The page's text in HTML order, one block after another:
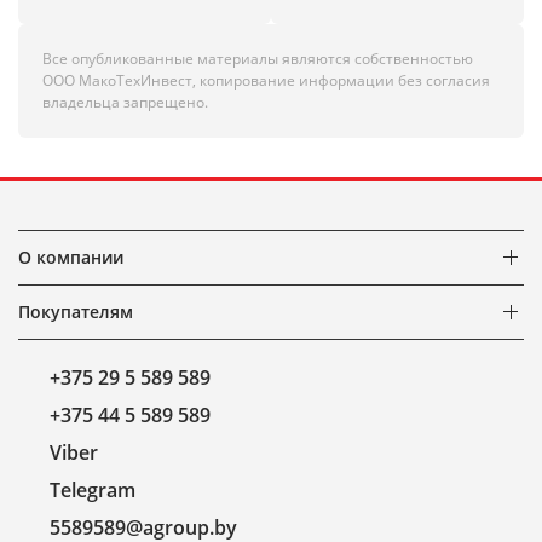
Все опубликованные материалы являются собственностью
ООО МакоТехИнвест, копирование информации без согласия
владельца запрещено.
О компании
Покупателям
+375 29 5 589 589
+375 44 5 589 589
Viber
Telegram
5589589@agroup.by